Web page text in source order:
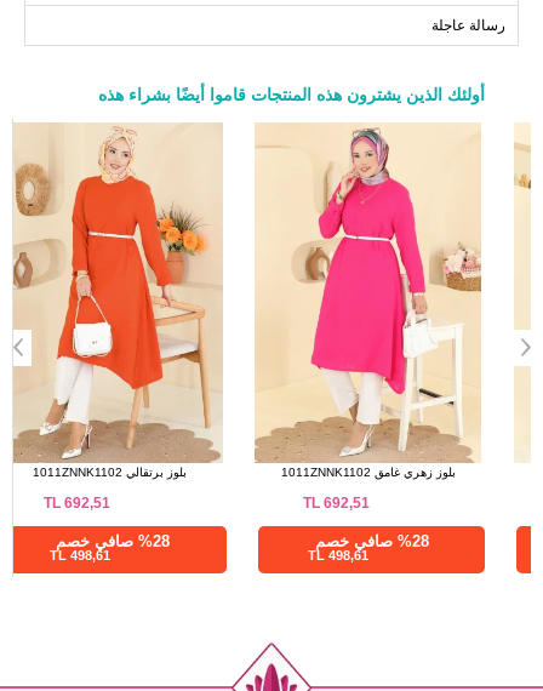
رسالة عاجلة
أولئك الذين يشترون هذه المنتجات قاموا أيضًا بشراء هذه
a>
بلوز زهري غامق 1011ZNNK1102
692,51
TL
498,61 TL
بلوز أسود 1011ZNNK1102
692,51
TL
498,61 TL